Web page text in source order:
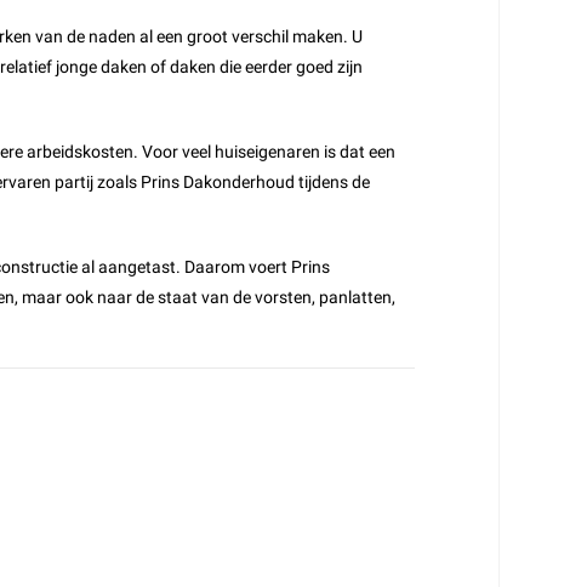
van de naden al een groot verschil maken. U
jonge daken of daken die eerder goed zijn
arbeidskosten. Voor veel huiseigenaren is dat een
partij zoals Prins Dakonderhoud tijdens de
al aangetast. Daarom voert Prins
maar ook naar de staat van de vorsten, panlatten,